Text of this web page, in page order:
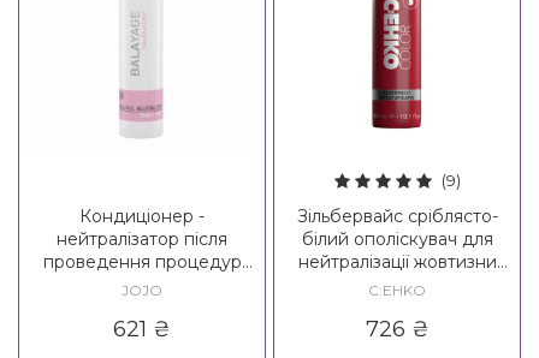
Кондиціонер -
нейтралізатор після
проведення процедур
JOJO Balayage System
JOJO
621 ₴
(9)
Зільбервайс сріблясто-
білий ополіскувач для
нейтралізації жовтизни
C:EHKO Color Silberweiß
Formula
C:EHKO
726 ₴